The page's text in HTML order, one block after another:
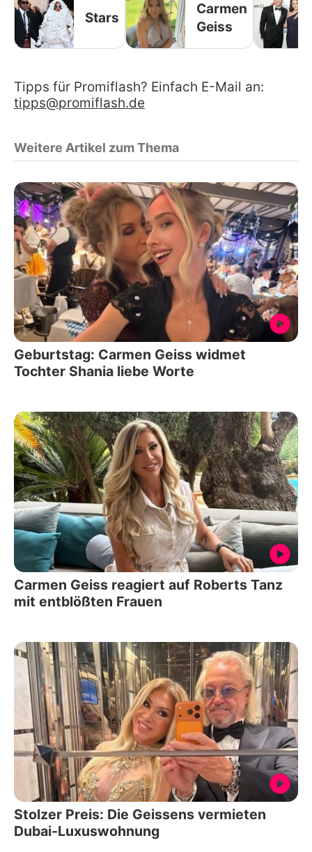
Stars
Carmen
Geiss
Tipps für Promiflash? Einfach E-Mail an:
tipps@promiflash.de
Weitere Artikel zum Thema
Geburtstag: Carmen Geiss widmet
Tochter Shania liebe Worte
Carmen Geiss reagiert auf Roberts Tanz
mit entblößten Frauen
Stolzer Preis: Die Geissens vermieten
Dubai-Luxuswohnung